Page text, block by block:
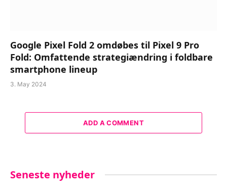
Google Pixel Fold 2 omdøbes til Pixel 9 Pro
Fold: Omfattende strategiændring i foldbare
smartphone lineup
3. May 2024
ADD A COMMENT
Seneste nyheder